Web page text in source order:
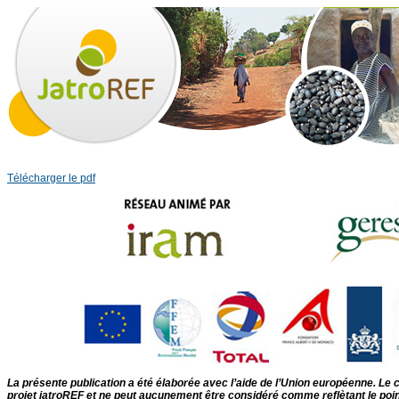
Télécharger le pdf
La présente publication a été élaborée avec l’aide de l’Union européenne.
projet jatroREF et ne peut aucunement être considéré comme reflètant le